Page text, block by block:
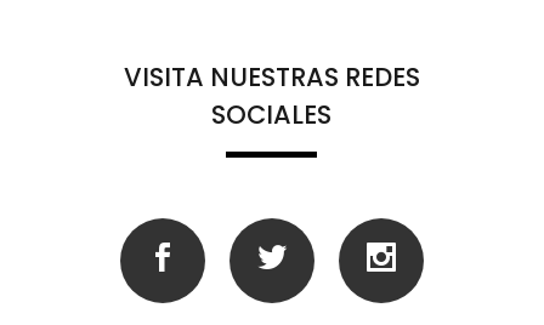
VISITA NUESTRAS REDES
SOCIALES